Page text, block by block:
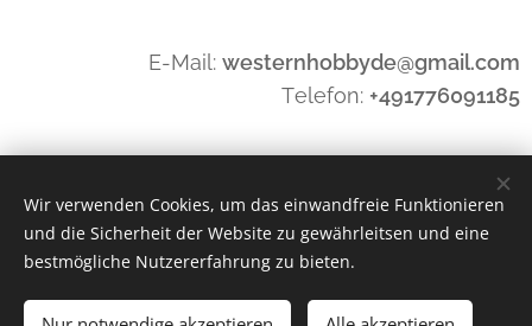
E-Mail: westernhobbyde@gmail.com
Telefon: +491776091185
Cookies
Wir verwenden Cookies, um das einwandfreie Funktionieren
und die Sicherheit der Website zu gewährleitsen und eine
bestmögliche Nutzererfahrung zu bieten.